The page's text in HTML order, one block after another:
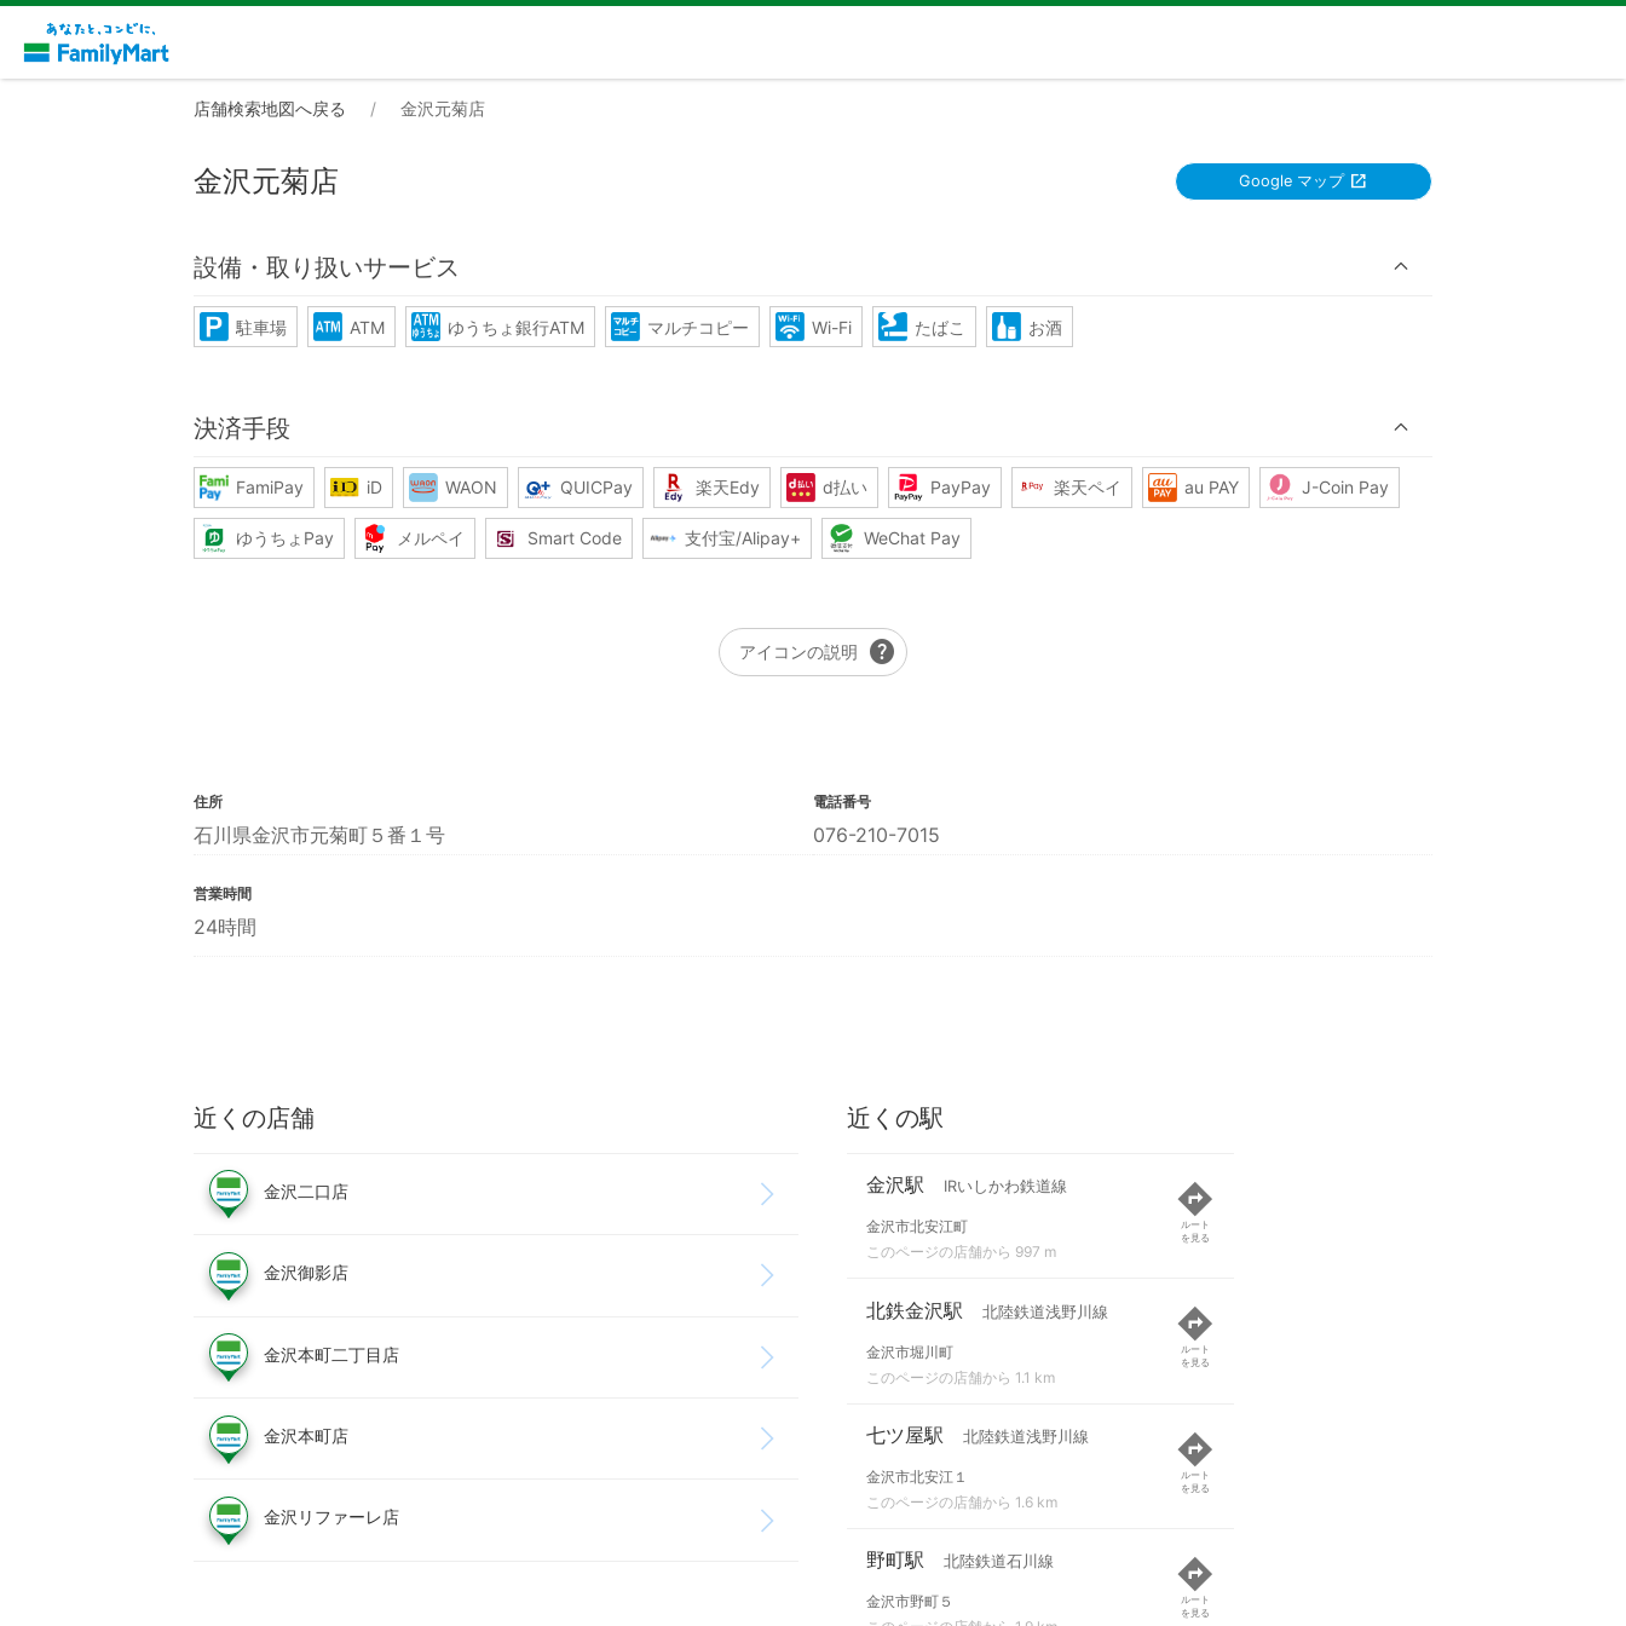
店舗検索地図へ戻る 金沢元菊店
金沢元菊店 Google マップ
設備・取り扱いサービス
駐車場 ATM ゆうちょ銀行ATM マルチコピー Wi-Fi たばこ お酒
決済手段
FamiPay iD WAON QUICPay 楽天Edy d払い PayPay 楽天ペイ au PAY J-Coin Pay
ゆうちょPay メルペイ Smart Code 支付宝/Alipay+ WeChat Pay
アイコンの説明 help
住所
石川県金沢市元菊町５番１号
電話番号
076-210-7015
営業時間
24時間
近くの店舗
金沢二口店
金沢御影店
金沢本町二丁目店
金沢本町店
金沢リファーレ店
近くの駅
金沢駅 IRいしかわ鉄道線
金沢市北安江町
このページの店舗から 997 m
ルート
を見る
北鉄金沢駅 北陸鉄道浅野川線
金沢市堀川町
このページの店舗から 1.1 km
ルート
を見る
七ツ屋駅 北陸鉄道浅野川線
金沢市北安江１
このページの店舗から 1.6 km
ルート
を見る
野町駅 北陸鉄道石川線
金沢市野町５
ルート
を見る